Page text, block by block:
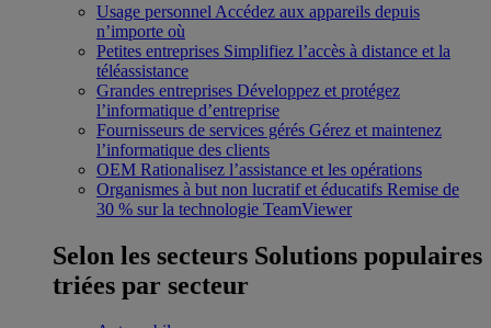
Usage personnel Accédez aux appareils depuis
n’importe où
Petites entreprises Simplifiez l’accès à distance et la
téléassistance
Grandes entreprises Développez et protégez
l’informatique d’entreprise
Fournisseurs de services gérés Gérez et maintenez
l’informatique des clients
OEM Rationalisez l’assistance et les opérations
Organismes à but non lucratif et éducatifs Remise de
30 % sur la technologie TeamViewer
Selon les secteurs Solutions populaires
triées par secteur